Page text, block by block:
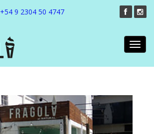
+54 9 2304 50 4747